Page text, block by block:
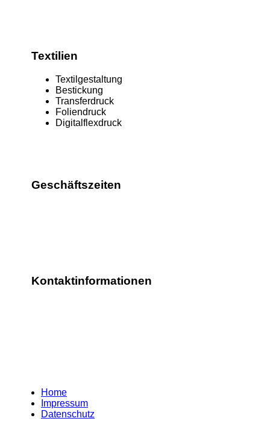
Textilien
Textilgestaltung
Bestickung
Transferdruck
Foliendruck
Digitalflexdruck
Geschäftszeiten
Kontaktinformationen
Home
Impressum
Datenschutz